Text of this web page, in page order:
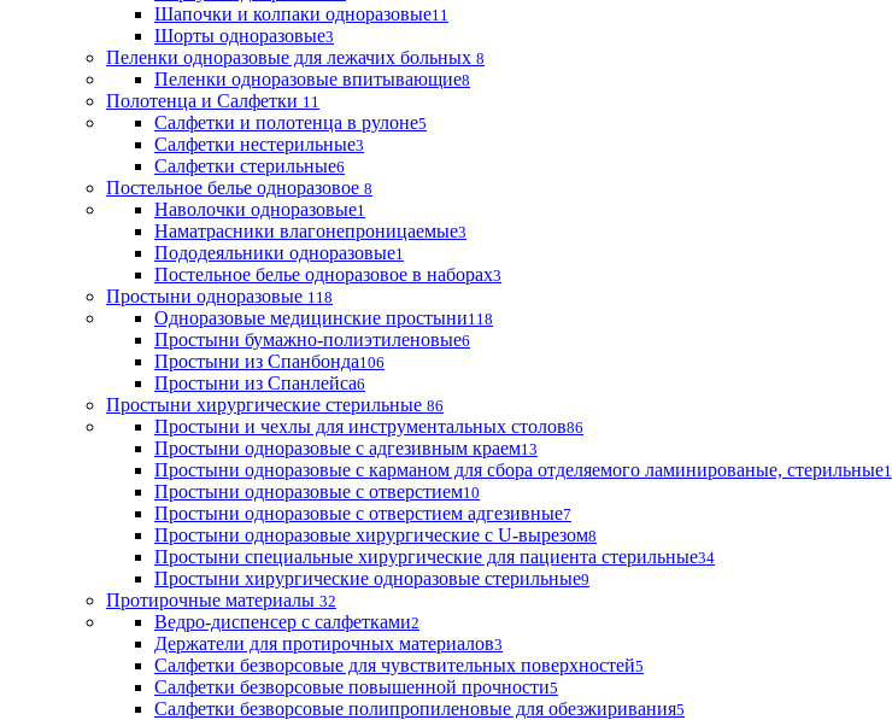
Шапочки и колпаки одноразовые11
Шорты одноразовые3
Пеленки одноразовые для лежачих больных 8
Пеленки одноразовые впитывающие8
Полотенца и Салфетки 11
Салфетки и полотенца в рулоне5
Салфетки нестерильные3
Салфетки стерильные6
Постельное белье одноразовое 8
Наволочки одноразовые1
Наматрасники влагонепроницаемые3
Пододеяльники одноразовые1
Постельное белье одноразовое в наборах3
Простыни одноразовые 118
Одноразовые медицинские простыни118
Простыни бумажно-полиэтиленовые6
Простыни из Спанбонда106
Простыни из Спанлейса6
Простыни хирургические стерильные 86
Простыни и чехлы для инструментальных столов86
Простыни одноразовые с адгезивным краем13
Простыни одноразовые с карманом для сбора отделяемого ламинированые, стерильные1
Простыни одноразовые с отверстием10
Простыни одноразовые с отверстием адгезивные7
Простыни одноразовые хирургические с U-вырезом8
Простыни специальные хирургические для пациента стерильные34
Простыни хирургические одноразовые стерильные9
Протирочные материалы 32
Ведро-диспенсер с салфетками2
Держатели для протирочных материалов3
Салфетки безворсовые для чувствительных поверхностей5
Салфетки безворсовые повышенной прочности5
Салфетки безворсовые полипропиленовые для обезжиривания5